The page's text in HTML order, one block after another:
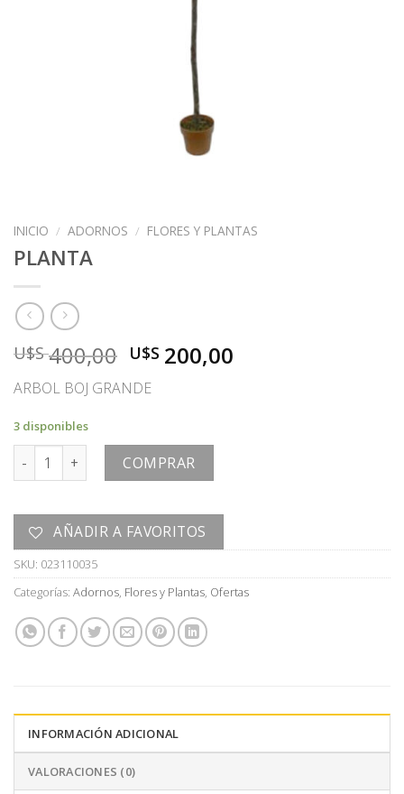
INICIO / ADORNOS / FLORES Y PLANTAS
PLANTA
U$S400,00 El
precio
original
U$S
400,00.
U$S 200,00
ARBOL BOJ GRANDE
3 disponibles
PLANTA cantidadCOMPRAR
AÑADIR A FAVORITOS
SKU: 023110035
Categorías: Adornos, Flores y Plantas, Ofertas
INFORMACIÓN ADICIONAL
VALORACIONES (0)